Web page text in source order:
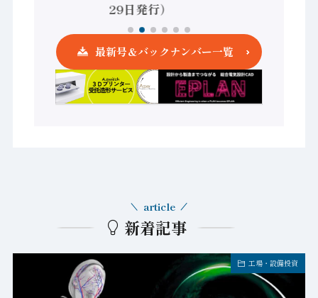
29日発行）
最新号＆バックナンバー一覧
新着記事
article
工場・設備投資